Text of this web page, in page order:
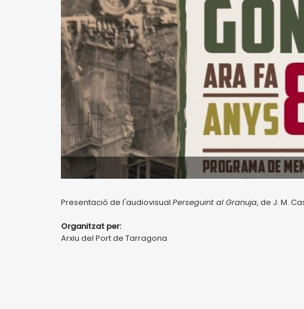
Presentació de l'audiovisual Perseguint al Granuja, de J. M.
Organitzat per:
Arxiu del Port de Tarragona